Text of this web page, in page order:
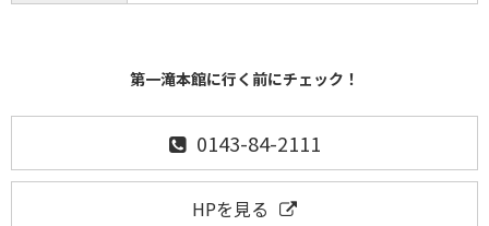
第一滝本館に行く前にチェック！
0143-84-2111
HPを見る